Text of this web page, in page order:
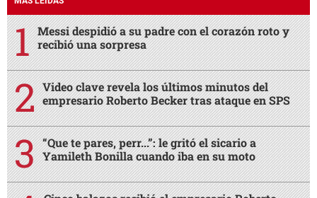
Messi despidió a su padre con el corazón roto y
recibió una sorpresa
Video clave revela los últimos minutos del
empresario Roberto Becker tras ataque en SPS
“Que te pares, perr...”: le gritó el sicario a
Yamileth Bonilla cuando iba en su moto